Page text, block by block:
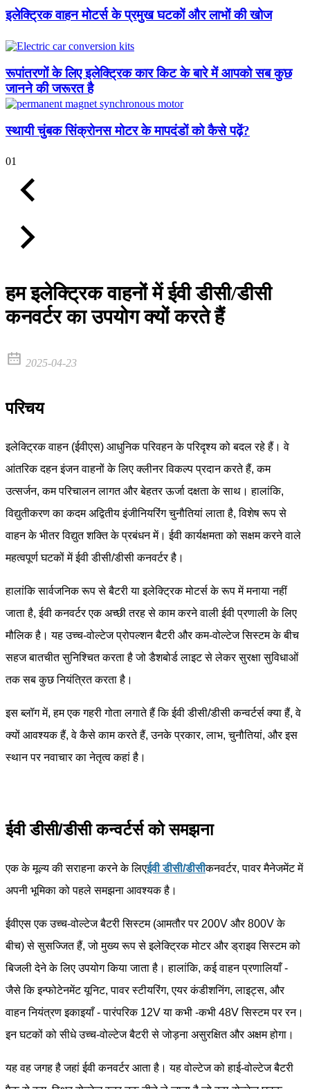
इलेक्ट्रिक वाहन मोटर्स के प्रमुख घटकों और लाभों की खोज
रूपांतरणों के लिए इलेक्ट्रिक कार किट के बारे में आपको सब कुछ
जानने की जरूरत है
स्थायी चुंबक सिंक्रोनस मोटर के मापदंडों को कैसे पढ़ें?
01
हम इलेक्ट्रिक वाहनों में ईवी डीसी/डीसी
कनवर्टर का उपयोग क्यों करते हैं
2025-04-23
परिचय
इलेक्ट्रिक वाहन (ईवीएस) आधुनिक परिवहन के परिदृश्य को बदल रहे हैं। वे
आंतरिक दहन इंजन वाहनों के लिए क्लीनर विकल्प प्रदान करते हैं, कम
उत्सर्जन, कम परिचालन लागत और बेहतर ऊर्जा दक्षता के साथ। हालांकि,
विद्युतीकरण का कदम अद्वितीय इंजीनियरिंग चुनौतियां लाता है, विशेष रूप से
वाहन के भीतर विद्युत शक्ति के प्रबंधन में। ईवी कार्यक्षमता को सक्षम करने वाले
महत्वपूर्ण घटकों में ईवी डीसी/डीसी कनवर्टर है।
हालांकि सार्वजनिक रूप से बैटरी या इलेक्ट्रिक मोटर्स के रूप में मनाया नहीं
जाता है, ईवी कनवर्टर एक अच्छी तरह से काम करने वाली ईवी प्रणाली के लिए
मौलिक है। यह उच्च-वोल्टेज प्रोपल्शन बैटरी और कम-वोल्टेज सिस्टम के बीच
सहज बातचीत सुनिश्चित करता है जो डैशबोर्ड लाइट से लेकर सुरक्षा सुविधाओं
तक सब कुछ नियंत्रित करता है।
इस ब्लॉग में, हम एक गहरी गोता लगाते हैं कि ईवी डीसी/डीसी कन्वर्टर्स क्या हैं, वे
क्यों आवश्यक हैं, वे कैसे काम करते हैं, उनके प्रकार, लाभ, चुनौतियां, और इस
स्थान पर नवाचार का नेतृत्व कहां है।
ईवी डीसी/डीसी कन्वर्टर्स को समझना
एक के मूल्य की सराहना करने के लिएईवी डीसी/डीसीकनवर्टर, पावर मैनेजमेंट में
अपनी भूमिका को पहले समझना आवश्यक है।
ईवीएस एक उच्च-वोल्टेज बैटरी सिस्टम (आमतौर पर 200V और 800V के
बीच) से सुसज्जित हैं, जो मुख्य रूप से इलेक्ट्रिक मोटर और ड्राइव सिस्टम को
बिजली देने के लिए उपयोग किया जाता है। हालांकि, कई वाहन प्रणालियाँ -
जैसे कि इन्फोटेनमेंट यूनिट, पावर स्टीयरिंग, एयर कंडीशनिंग, लाइट्स, और
वाहन नियंत्रण इकाइयाँ - पारंपरिक 12V या कभी -कभी 48V सिस्टम पर रन।
इन घटकों को सीधे उच्च-वोल्टेज बैटरी से जोड़ना असुरक्षित और अक्षम होगा।
यह वह जगह है जहां ईवी कनवर्टर आता है। यह वोल्टेज को हाई-वोल्टेज बैटरी